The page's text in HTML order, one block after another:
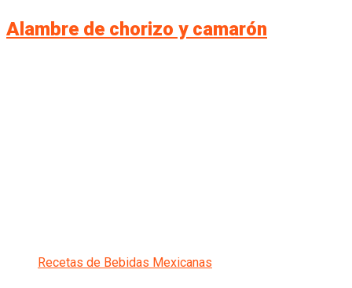
Alambre de chorizo y camarón
Recetas de Bebidas Mexicanas